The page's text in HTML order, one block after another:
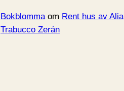
Bokblommaom Rent hus av Alia
Trabucco Zerán